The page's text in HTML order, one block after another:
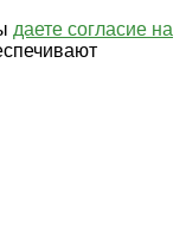
даете согласие на